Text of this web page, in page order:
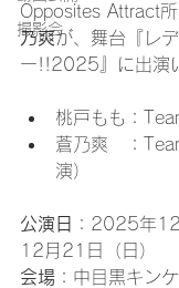
撮影会
Opposites Attract
乃爽が、舞台『レ
ー!!2025』に出演
桃戸もも：
蒼乃爽　：
演）
公演日
：2025年
12月21日（日）
会場 ：中目黒キン